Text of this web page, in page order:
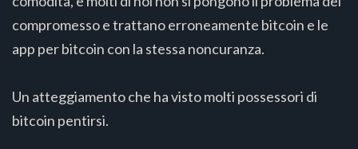
compromesso e trattano erroneamente bitcoin e le
app per bitcoin con la stessa noncuranza.
Un atteggiamento che ha visto molti possessori di
bitcoin pentirsi.